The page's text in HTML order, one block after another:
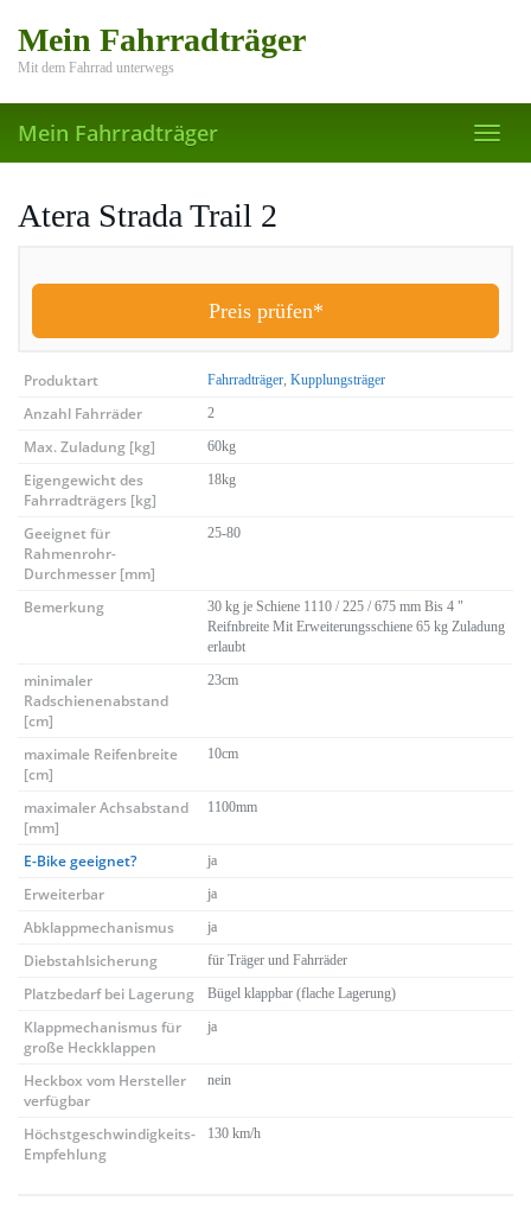
mainMein Fahrradträger
Mit dem Fahrrad unterwegs
Toggle
Mein Fahrradträger
Atera Strada Trail 2
Preis prüfen*
Produktart Fahrradträger, Kupplungsträger
Anzahl Fahrräder 2
Max. Zuladung [kg] 60kg
Eigengewicht des
Fahrradträgers [kg]
18kg
Geeignet für
Rahmenrohr-
Durchmesser [mm]
25-80
Bemerkung
30 kg je Schiene 1110 / 225 / 675 mm Bis 4 "
Reifnbreite Mit Erweiterungsschiene 65 kg Zuladung
erlaubt
minimaler
Radschienenabstand
[cm]
23cm
maximale Reifenbreite
[cm]
10cm
maximaler Achsabstand
[mm]
1100mm
E-Bike geeignet? ja
Erweiterbar ja
Abklappmechanismus ja
Diebstahlsicherung für Träger und Fahrräder
Platzbedarf bei Lagerung Bügel klappbar (flache Lagerung)
Klappmechanismus für
große Heckklappen
ja
Heckbox vom Hersteller
verfügbar
nein
Höchstgeschwindigkeits-
Empfehlung
130 km/h